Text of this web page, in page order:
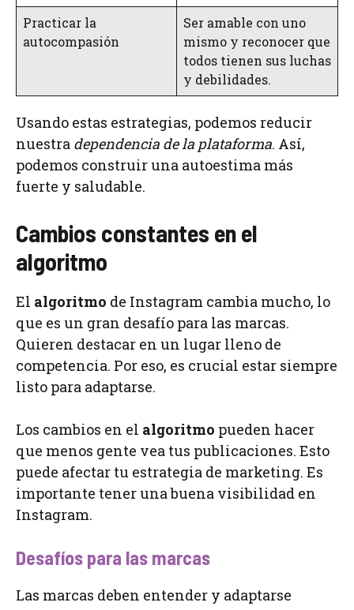
Practicar la
autocompasión
Ser amable con uno
mismo y reconocer que
todos tienen sus luchas
y debilidades.
Usando estas estrategias, podemos reducir
nuestra dependencia de la plataforma. Así,
podemos construir una autoestima más
fuerte y saludable.
Cambios constantes en el
algoritmo
El algoritmo de Instagram cambia mucho, lo
que es un gran desafío para las marcas.
Quieren destacar en un lugar lleno de
competencia. Por eso, es crucial estar siempre
listo para adaptarse.
Los cambios en el algoritmo pueden hacer
que menos gente vea tus publicaciones. Esto
puede afectar tu estrategia de marketing. Es
importante tener una buena visibilidad en
Instagram.
Desafíos para las marcas
Las marcas deben entender y adaptarse